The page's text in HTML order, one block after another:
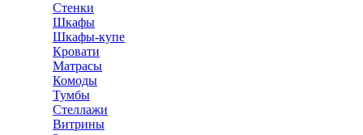
Стенки
Шкафы
Шкафы-купе
Кровати
Матрасы
Комоды
Тумбы
Стеллажи
Витрины